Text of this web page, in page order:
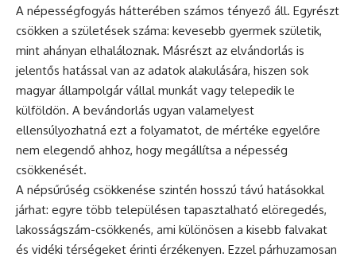
A népességfogyás hátterében számos tényező áll. Egyrészt
csökken a születések száma: kevesebb gyermek születik,
mint ahányan elhaláloznak. Másrészt az elvándorlás is
jelentős hatással van az adatok alakulására, hiszen sok
magyar állampolgár vállal munkát vagy telepedik le
külföldön. A bevándorlás ugyan valamelyest
ellensúlyozhatná ezt a folyamatot, de mértéke egyelőre
nem elegendő ahhoz, hogy megállítsa a népesség
csökkenését.
A népsűrűség csökkenése szintén hosszú távú hatásokkal
járhat: egyre több településen tapasztalható elöregedés,
lakosságszám-csökkenés, ami különösen a kisebb falvakat
és vidéki térségeket érinti érzékenyen. Ezzel párhuzamosan